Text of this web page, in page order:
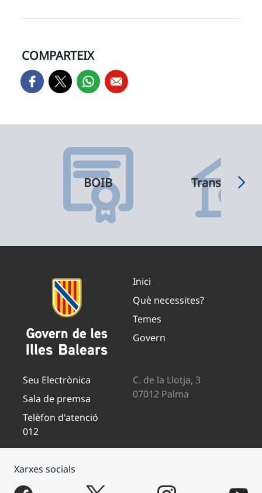
COMPARTEIX
BOIB
Inici
Què necessites?
Temes
Govern
Seu Electrònica
Sala de premsa
Telèfon d'atenció
012
C. de la Llotja, 3
07012 Palma
Xarxes socials